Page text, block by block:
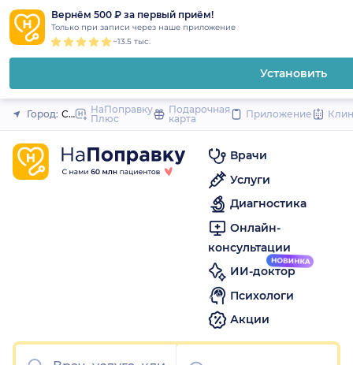
Вернём 500 ₽ за первый приём!
Только при записи через наше приложение
~13.5 тыс.
Установить
Закрыть
Город: Санкт-Петербург
НаПоправку
Плюс
Подарочная
карта
Приложение
Врачи
Услуги
Диагностика
Онлайн-
консультации
ИИ-доктор
Психологи
Акции